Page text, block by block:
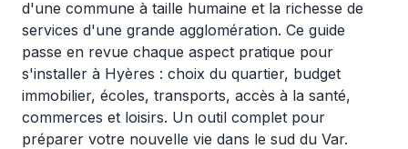
d'une commune à taille humaine et la richesse de
services d'une grande agglomération. Ce guide
passe en revue chaque aspect pratique pour
s'installer à Hyères : choix du quartier, budget
immobilier, écoles, transports, accès à la santé,
commerces et loisirs. Un outil complet pour
préparer votre nouvelle vie dans le sud du Var.